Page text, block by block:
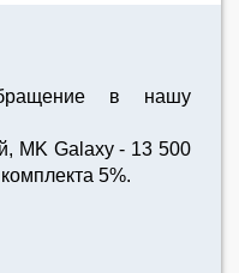
в нашу
MK Galaxy - 13 500
5%.